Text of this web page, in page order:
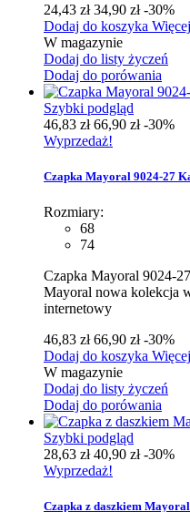
24,43 zł34,90 zł-30%
Dodaj do koszyka Więcej
W magazynie
Dodaj do listy życzeń
Dodaj do porówania
Szybki podgląd
46,83 zł66,90 zł-30%
Wyprzedaż!
Czapka Mayoral 9024-27
Rozmiary:
68
74
Czapka Mayoral 9024-
Mayoral nowa kolekcja
internetowy
46,83 zł66,90 zł-30%
Dodaj do koszyka Więcej
W magazynie
Dodaj do listy życzeń
Dodaj do porówania
Szybki podgląd
28,63 zł40,90 zł-30%
Wyprzedaż!
Czapka z daszkiem